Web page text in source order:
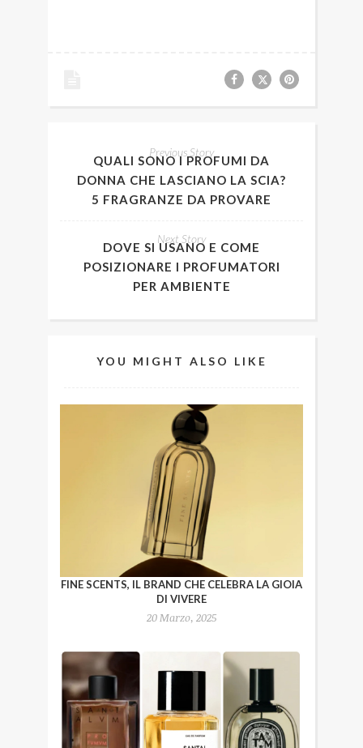
Previous Story
QUALI SONO I PROFUMI DA
DONNA CHE LASCIANO LA SCIA?
5 FRAGRANZE DA PROVARE
Next Story
DOVE SI USANO E COME
POSIZIONARE I PROFUMATORI
PER AMBIENTE
YOU MIGHT ALSO LIKE
FINE SCENTS, IL BRAND CHE CELEBRA LA GIOIA
DI VIVERE
20 Marzo, 2025